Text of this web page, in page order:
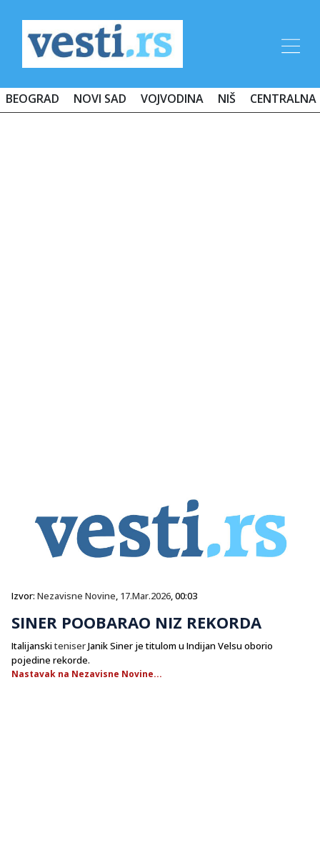
BEOGRAD NOVI SAD VOJVODINA NIŠ CENTRALNA
Izvor: Nezavisne Novine, 17.Mar.2026, 00:03
SINER POOBARAO NIZ REKORDA
ItalijanskiteniserJanik Siner je titulom u Indijan Velsu oborio
pojedine rekorde.
Nastavak na Nezavisne Novine...